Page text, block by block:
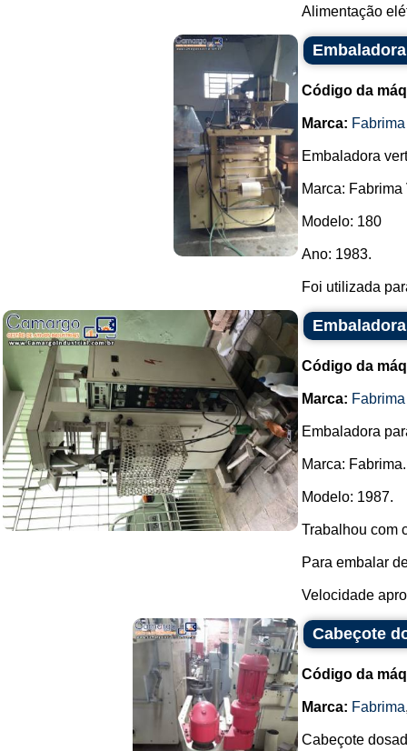
Alimentação
Código da
Marca: Fabrima
Embaladora
Marca:
Modelo: 180
Ano: 1983.
Foi utilizada
Código da
Marca: Fabrima
Embaladora
Marca: Fabrima.
Modelo: 1987.
Trabalhou com
Para embalar
Velocidade
Cabeçote
Código da
Marca: Fabrima
Cabeçote